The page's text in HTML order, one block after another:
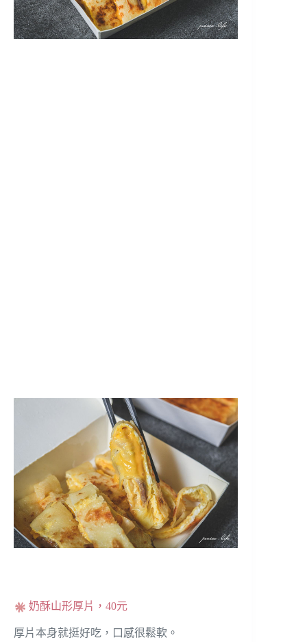
奶酥山形厚片，40元
厚片本身就挺好吃，口感很鬆軟。